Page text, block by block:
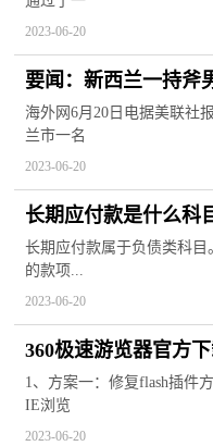
2023-06-20
要闻：新西兰一持斧
人，致4人受伤住院
海外网6月20日电据美联社
兰市一名
2023-06-20
长期应付款是什么科
长期应付款属于负债类科
的款项...
2023-06-20
360极速游览器官方
西 怎么办
1、方案一：修复flash插件
IE浏览
2023-06-20